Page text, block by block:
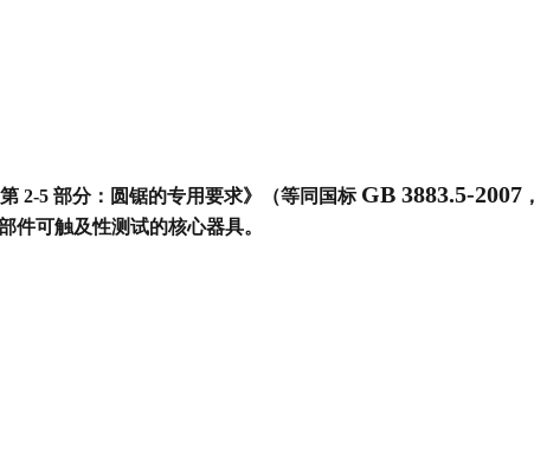
2-5 部分：圆锯的专用要求》（等同国标 GB 3883.5-2007
件可触及性测试的核心器具。